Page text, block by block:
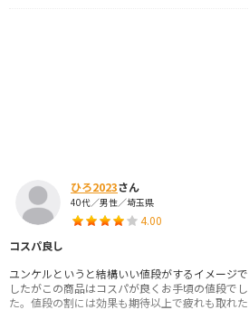
ひろ2023さん
40代／男性／埼玉県
4.00
コスパ良し
ユンケルというと結構いい値段がするイメージで
したがこの商品はコスパが良くお手頃の値段でし
た。値段の割には効果も期待以上で疲れも取れた